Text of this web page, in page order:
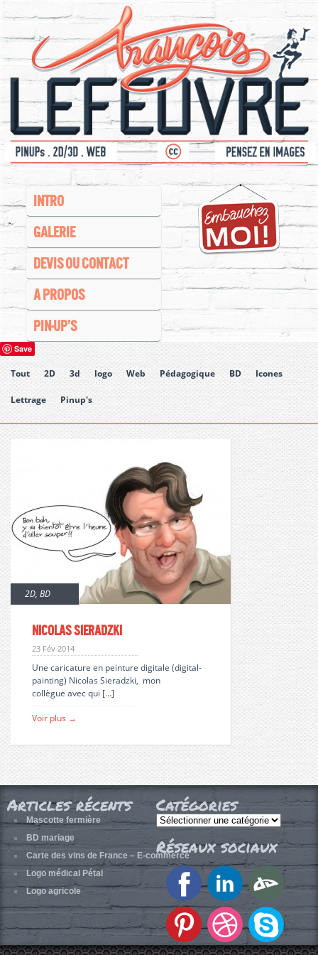
INTRO
GALERIE
DEVIS OU CONTACT
A PROPOS
PIN-UP’S
Save
Tout 2D 3d logo Web Pédagogique BD Icones
Lettrage Pinup's
2D, BD
Nicolas Sieradzki
23 Fév 2014
Une caricature en peinture digitale (digital-
painting) Nicolas Sieradzki, mon
collègue avec qui […]
Voir plus →
Articles récents
Mascotte fermière
BD mariage
Carte des vins de France – E-commerce
Logo médical Pétal
Logo agricole
Catégories
Catégories
Réseaux sociaux